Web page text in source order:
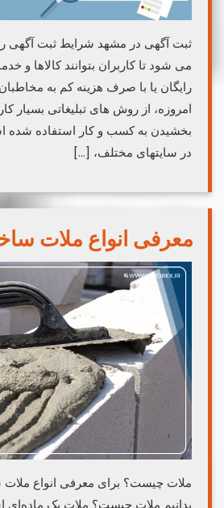
ثبت آگهی در مشهد شرایط ثبت آگهی
می شود تا کاربران بتوانند کالاها و
رایگان یا با صرف هزینه کم به
امروزه، از روش های تبلیغاتی بسیار
بخشیدن به کسب و کار استفاده شده
در سایتهای مختلف، […]
معرفی انواع ملات
ملات چیست؟ برای معرفی انواع ملات
بدانیم ملات چیست؟ ملات یک ماده‌ای